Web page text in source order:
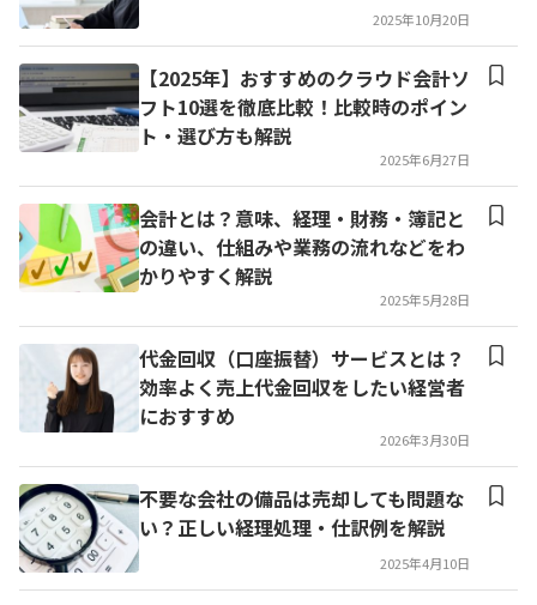
2025年10月20日
【2025年】おすすめのクラウド会計ソ
フト10選を徹底比較！比較時のポイン
ト・選び方も解説
2025年6月27日
会計とは？意味、経理・財務・簿記と
の違い、仕組みや業務の流れなどをわ
かりやすく解説
2025年5月28日
代金回収（口座振替）サービスとは？
効率よく売上代金回収をしたい経営者
におすすめ
2026年3月30日
不要な会社の備品は売却しても問題な
い？正しい経理処理・仕訳例を解説
2025年4月10日